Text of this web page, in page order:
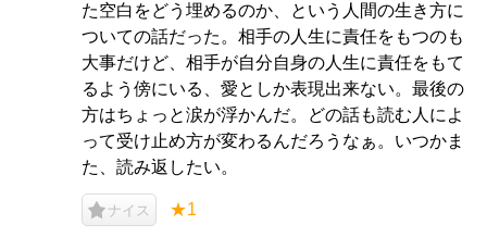
た空白をどう埋めるのか、という人間の生き方に
ついての話だった。相手の人生に責任をもつのも
大事だけど、相手が自分自身の人生に責任をもて
るよう傍にいる、愛としか表現出来ない。最後の
方はちょっと涙が浮かんだ。どの話も読む人によ
って受け止め方が変わるんだろうなぁ。いつかま
た、読み返したい。
ナイス ★1